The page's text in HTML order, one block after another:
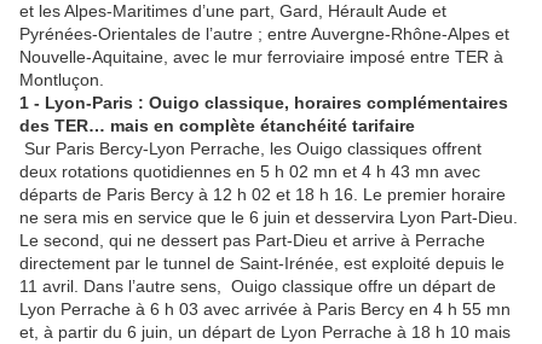
et les Alpes-Maritimes d’une part, Gard, Hérault Aude et
Pyrénées-Orientales de l’autre ; entre Auvergne-Rhône-Alpes et
Nouvelle-Aquitaine, avec le mur ferroviaire imposé entre TER à
Montluçon.
1 - Lyon-Paris : Ouigo classique, horaires complémentaires
des TER… mais en complète étanchéité tarifaire
Sur Paris Bercy-Lyon Perrache, les Ouigo classiques offrent
deux rotations quotidiennes en 5 h 02 mn et 4 h 43 mn avec
départs de Paris Bercy à 12 h 02 et 18 h 16. Le premier horaire
ne sera mis en service que le 6 juin et desservira Lyon Part-Dieu.
Le second, qui ne dessert pas Part-Dieu et arrive à Perrache
directement par le tunnel de Saint-Irénée, est exploité depuis le
11 avril. Dans l’autre sens, Ouigo classique offre un départ de
Lyon Perrache à 6 h 03 avec arrivée à Paris Bercy en 4 h 55 mn
et, à partir du 6 juin, un départ de Lyon Perrache à 18 h 10 mais